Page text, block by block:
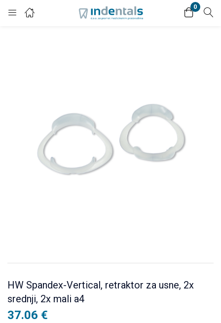
0
Login
Remember me Lost password?
HW Spandex-Vertical, retraktor za usne, 2x
srednji, 2x mali a4
37.06 €